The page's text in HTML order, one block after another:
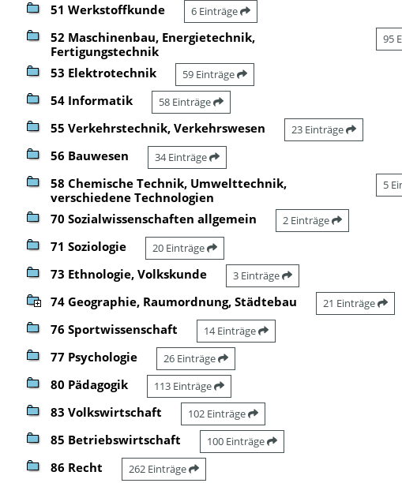
51 Werkstoffkunde 6 Einträge
52 Maschinenbau, Energietechnik,
Fertigungstechnik
95
53 Elektrotechnik 59 Einträge
54 Informatik 58 Einträge
55 Verkehrstechnik, Verkehrswesen 23 Einträge
56 Bauwesen 34 Einträge
58 Chemische Technik, Umwelttechnik,
verschiedene Technologien
5
70 Sozialwissenschaften allgemein 2 Einträge
71 Soziologie 20 Einträge
73 Ethnologie, Volkskunde 3 Einträge
74 Geographie, Raumordnung, Städtebau 21 Einträge
76 Sportwissenschaft 14 Einträge
77 Psychologie 26 Einträge
80 Pädagogik 113 Einträge
83 Volkswirtschaft 102 Einträge
85 Betriebswirtschaft 100 Einträge
86 Recht 262 Einträge